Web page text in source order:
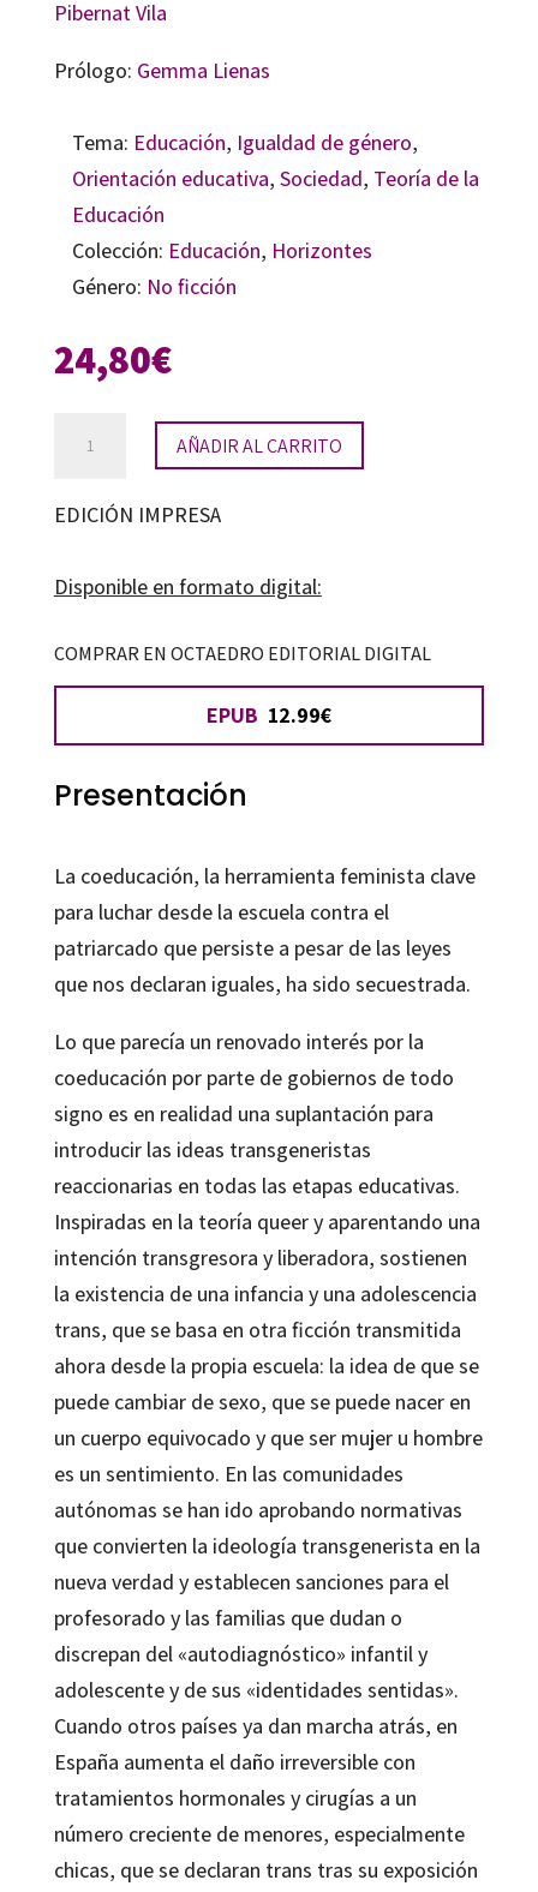
Pibernat Vila
Prólogo: Gemma Lienas
Tema: Educación, Igualdad de género,
Orientación educativa, Sociedad, Teoría de la
Educación
Colección: Educación, Horizontes
Género: No ficción
24,80€
coeducación
secuestrada
AÑADIR AL CARRITO
EDICIÓN IMPRESA
Disponible en formato digital:
COMPRAR EN OCTAEDRO EDITORIAL DIGITAL
EPUB 12.99€
Presentación
La coeducación, la herramienta feminista clave
para luchar desde la escuela contra el
patriarcado que persiste a pesar de las leyes
que nos declaran iguales, ha sido secuestrada.
Lo que parecía un renovado interés por la
coeducación por parte de gobiernos de todo
signo es en realidad una suplantación para
introducir las ideas transgeneristas
reaccionarias en todas las etapas educativas.
Inspiradas en la teoría queer y aparentando una
intención transgresora y liberadora, sostienen
la existencia de una infancia y una adolescencia
trans, que se basa en otra ficción transmitida
ahora desde la propia escuela: la idea de que se
puede cambiar de sexo, que se puede nacer en
un cuerpo equivocado y que ser mujer u hombre
es un sentimiento. En las comunidades
autónomas se han ido aprobando normativas
que convierten la ideología transgenerista en la
nueva verdad y establecen sanciones para el
profesorado y las familias que dudan o
discrepan del «autodiagnóstico» infantil y
adolescente y de sus «identidades sentidas».
Cuando otros países ya dan marcha atrás, en
España aumenta el daño irreversible con
tratamientos hormonales y cirugías a un
número creciente de menores, especialmente
chicas, que se declaran trans tras su exposición